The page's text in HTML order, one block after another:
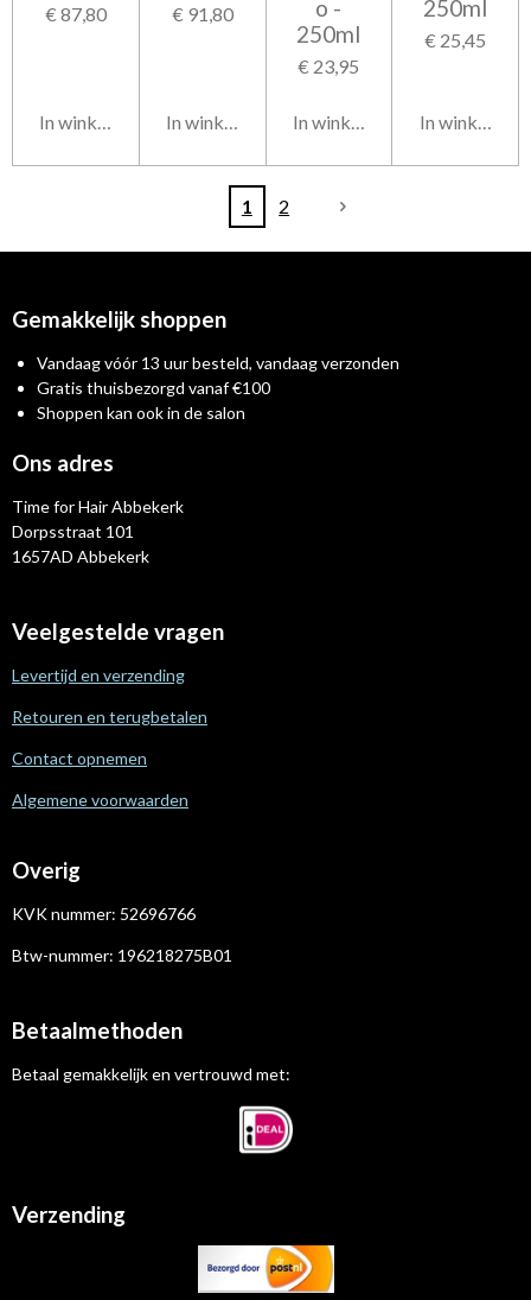
€ 87,80
In winkelwagen
€ 91,80
In winkelwagen
o -
250ml
€ 23,95
In winkelwagen
250ml
€ 25,45
In
1 2
Gemakkelijk shoppen
Vandaag vóór 13 uur besteld, vandaag verzonden
Gratis thuisbezorgd vanaf €100
Shoppen kan ook in de salon
Ons adres
Time for Hair Abbekerk
Dorpsstraat 101
1657AD Abbekerk
Veelgestelde vragen
Levertijd en verzending
Retouren en terugbetalen
Contact opnemen
Algemene voorwaarden
Overig
KVK nummer: 52696766
Btw-nummer: 196218275B01
Betaalmethoden
Betaal gemakkelijk en vertrouwd met:
Verzending